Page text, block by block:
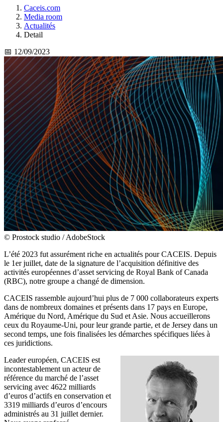
Caceis.com
Media room
Actualités
Detail
📅 12/09/2023
© Prostock studio / AdobeStock
L’été 2023 fut assurément riche en actualités pour CACEIS. Depuis
le 1er juillet, date de la signature de l’acquisition définitive des
activités européennes d’asset servicing de Royal Bank of Canada
(RBC), notre groupe a changé de dimension.
CACEIS rassemble aujourd’hui plus de 7 000 collaborateurs experts
dans de nombreux domaines et présents dans 17 pays en Europe,
Amérique du Nord, Amérique du Sud et Asie. Nous accueillerons
ceux du Royaume-Uni, pour leur grande partie, et de Jersey dans un
second temps, une fois finalisées les démarches spécifiques liées à
ces juridictions.
Leader européen, CACEIS est
incontestablement un acteur de
référence du marché de l’asset
servicing avec 4622 milliards
d’euros d’actifs en conservation et
3319 milliards d’euros d’encours
administrés au 31 juillet dernier.